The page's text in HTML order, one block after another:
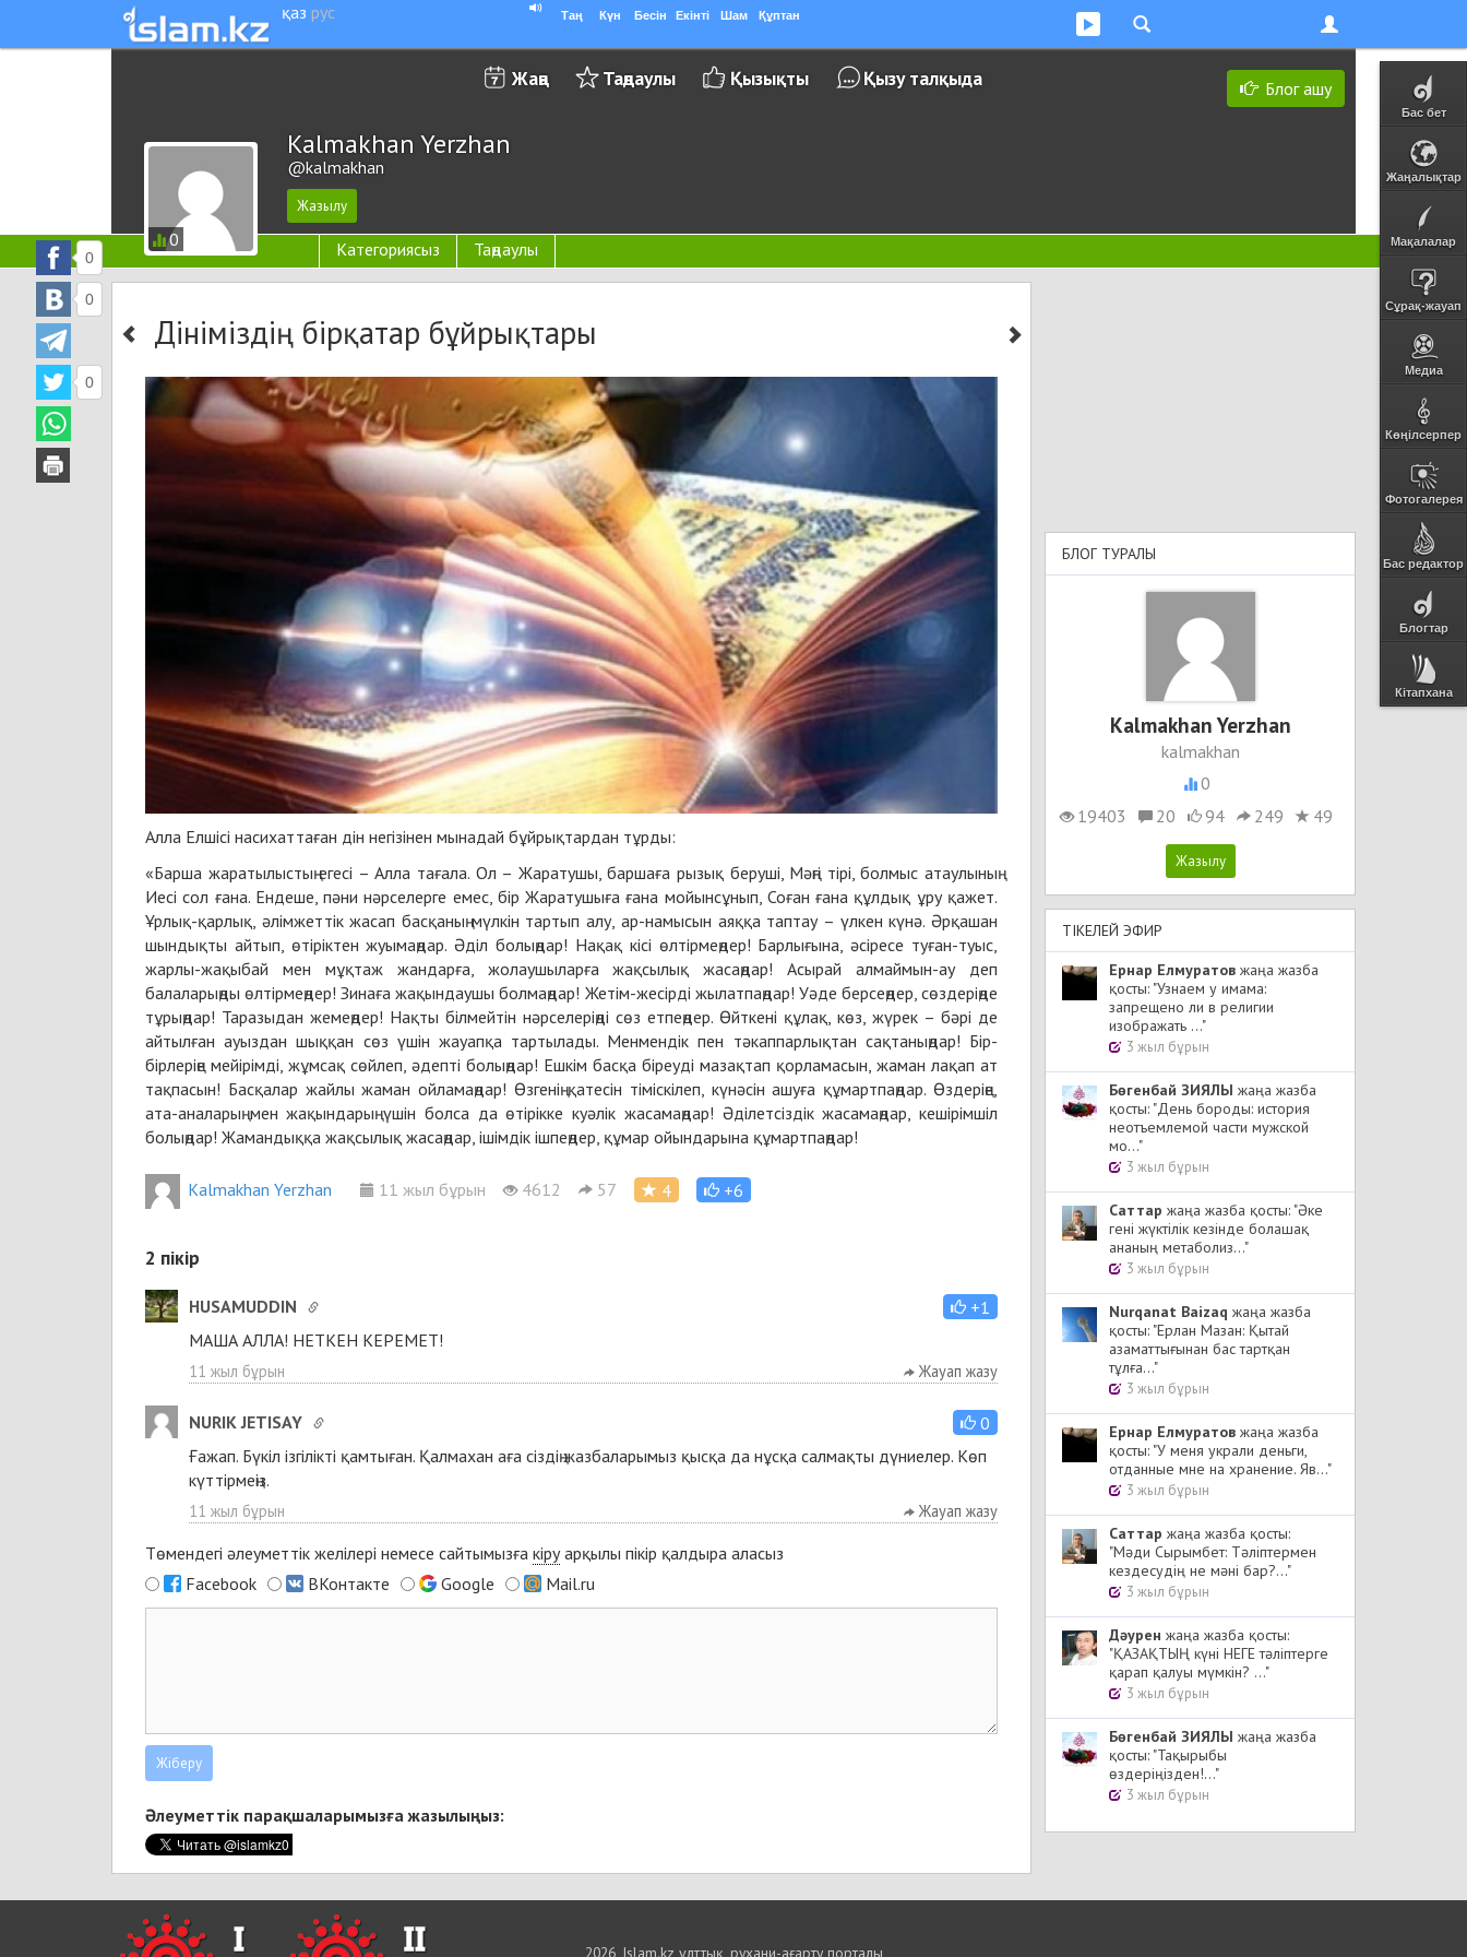
қаз рус Таң Күн Бесін Екінті Шам Құптан
Бас бет
Жаңалықтар
Мақалалар
Сұрақ-жауап
Медиа
Көңілсерпер
Фотогалерея
Бас редактор
Блогтар
Кітапхана
Блог ашу
Жаңа Таңдаулы Қызықты Қызу талқыда
0
Kalmakhan Yerzhan
@kalmakhan
Категориясыз Таңдаулы
Дініміздің бірқатар бұйрықтары
0
0
0
Алла Елшісі насихаттаған дін негізінен мынадай бұйрықтардан тұрды:
«Барша жаратылыстың егесі – Алла тағала. Ол – Жаратушы, баршаға рызық беруші, Мәңгі тірі, болмыс атаулының
Иесі сол ғана. Ендеше, пәни нәрселерге емес, бір Жаратушыға ғана мойынсұнып, Соған ғана құлдық ұру қажет.
Ұрлық-қарлық, әлімжеттік жасап басқаның мүлкін тартып алу, ар-намысын аяққа таптау – үлкен күнә. Әрқашан
шындықты айтып, өтіріктен жуымаңдар. Әділ болыңдар! Нақақ кісі өлтірмеңдер! Барлығына, әсіресе туған-туыс,
жарлы-жақыбай мен мұқтаж жандарға, жолаушыларға жақсылық жасаңдар! Асырай алмаймын-ау деп
балаларыңды өлтірмеңдер! Зинаға жақындаушы болмаңдар! Жетім-жесірді жылатпаңдар! Уәде берсеңдер, сөздеріңде
тұрыңдар! Таразыдан жемеңдер! Нақты білмейтін нәрселеріңді сөз етпеңдер. Өйткені құлақ, көз, жүрек – бәрі де
айтылған ауыздан шыққан сөз үшін жауапқа тартылады. Менмендік пен тәкаппарлықтан сақтаныңдар! Бір-
бірлеріңе мейірімді, жұмсақ сөйлеп, әдепті болыңдар! Ешкім басқа біреуді мазақтап қорламасын, жаман лақап ат
тақпасын! Басқалар жайлы жаман ойламаңдар! Өзгенің қатесін тіміскілеп, күнәсін ашуға құмартпаңдар. Өздеріңе,
ата-аналарың мен жақындарың үшін болса да өтірікке куәлік жасамаңдар! Әділетсіздік жасамаңдар, кешірімшіл
болыңдар! Жамандыққа жақсылық жасаңдар, ішімдік ішпеңдер, құмар ойындарына құмартпаңдар!
Kalmakhan Yerzhan 11 жыл бұрын 4612 57 4 +6
2 пікір
HUSAMUDDIN
+1
МАША АЛЛА! НЕТКЕН КЕРЕМЕТ!
11 жыл бұрын Жауап жазу
NURIK JETISAY
0
Ғажап. Бүкіл ізгілікті қамтыған. Қалмахан аға сіздің жазбаларымыз қысқа да нұсқа салмақты дүниелер. Көп
күттірмеңіз.
11 жыл бұрын Жауап жазу
Төмендегі әлеуметтік желілері немесе сайтымызға кіруарқылы пікір қалдыра аласыз
Facebook
ВКонтакте Google Mail.ru
Әлеуметтік парақшаларымызға жазылыңыз:
БЛОГ ТУРАЛЫ
Kalmakhan Yerzhan
kalmakhan
0
19403
20 94 249 49
ТІКЕЛЕЙ ЭФИР
Ернар Елмуратов жаңа жазба
қосты: "Узнаем у имама:
запрещено ли в религии
изображать ..."
3 жыл бұрын
Бөгенбай ЗИЯЛЫ жаңа жазба
қосты: "День бороды: история
неотъемлемой части мужской
мо..."
3 жыл бұрын
Cаттар жаңа жазба қосты: "Әке
гені жүктілік кезінде болашақ
ананың метаболиз..."
3 жыл бұрын
Nurqanat Baizaq жаңа жазба
қосты: "Ерлан Мазан: Қытай
азаматтығынан бас тартқан
тұлға..."
3 жыл бұрын
Ернар Елмуратов жаңа жазба
қосты: "У меня украли деньги,
отданные мне на хранение. Яв..."
3 жыл бұрын
Cаттар жаңа жазба қосты:
"Мәди Сырымбет: Тәліптермен
кездесудің не мәні бар?..."
3 жыл бұрын
Дәурен жаңа жазба қосты:
"ҚАЗАҚТЫҢ күні НЕГЕ тәліптерге
қарап қалуы мүмкін? ..."
3 жыл бұрын
Бөгенбай ЗИЯЛЫ жаңа жазба
қосты: "Тақырыбы
өздеріңізден!..."
3 жыл бұрын
2026, Islam.kz ұлттық, рухани-ағарту порталы